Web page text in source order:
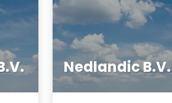
Nedlandic B.V.